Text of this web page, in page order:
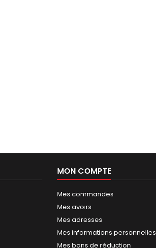
MON COMPTE
Mes commandes
Mes avoirs
Mes adresses
Mes informations personnelles
Mes bons de réduction